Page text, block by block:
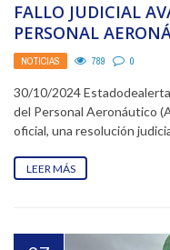
FALLO JUDICIAL
PERSONAL
DERECHO A
DEL ...
NOTICIAS 789 0
30/10/2024
del Personal Aeronáutico
oficial, una resolución
LEER MÁS